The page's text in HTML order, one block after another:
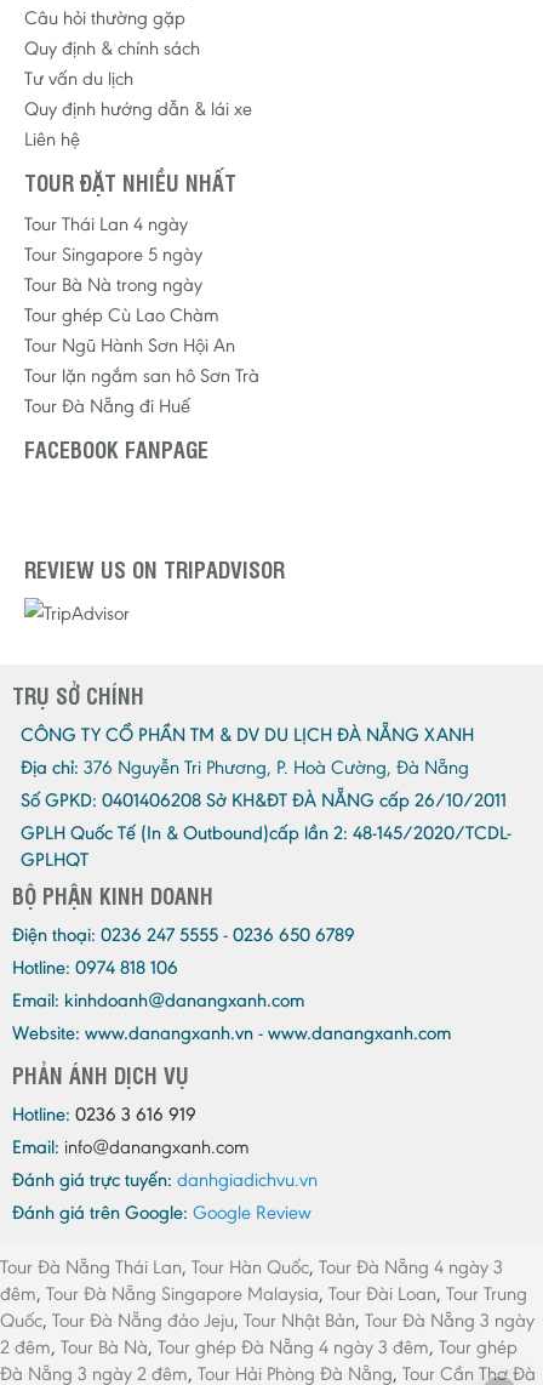
Câu hỏi thường gặp
Quy định & chính sách
Tư vấn du lịch
Quy định hướng dẫn & lái xe
Liên hệ
TOUR ĐẶT NHIỀU NHẤT
Tour Thái Lan 4 ngày
Tour Singapore 5 ngày
Tour Bà Nà trong ngày
Tour ghép Cù Lao Chàm
Tour Ngũ Hành Sơn Hội An
Tour lặn ngắm san hô Sơn Trà
Tour Đà Nẵng đi Huế
FACEBOOK FANPAGE
REVIEW US ON TRIPADVISOR
TRỤ SỞ CHÍNH
CÔNG TY CỔ PHẦN TM & DV DU LỊCH ĐÀ NẴNG XANH
Địa chỉ: 376 Nguyễn Tri Phương, P. Hoà Cường, Đà Nẵng
Số GPKD: 0401406208 Sở KH&ĐT ĐÀ NẴNG cấp 26/10/2011
GPLH Quốc Tế (In & Outbound)cấp lần 2: 48-145/2020/TCDL-
GPLHQT
BỘ PHẬN KINH DOANH
Điện thoại: 0236 247 5555 - 0236 650 6789
Hotline: 0974 818 106
Email: kinhdoanh@danangxanh.com
Website: www.danangxanh.vn - www.danangxanh.com
PHẢN ÁNH DỊCH VỤ
Hotline: 0236 3 616 919
Email: info@danangxanh.com
Đánh giá trực tuyến: danhgiadichvu.vn
Đánh giá trên Google: Google Review
Tour Đà Nẵng Thái Lan, Tour Hàn Quốc, Tour Đà Nẵng 4 ngày 3
đêm, Tour Đà Nẵng Singapore Malaysia, Tour Đài Loan, Tour Trung
Quốc, Tour Đà Nẵng đảo Jeju, Tour Nhật Bản, Tour Đà Nẵng 3 ngày
2 đêm, Tour Bà Nà, Tour ghép Đà Nẵng 4 ngày 3 đêm, Tour ghép
Đà Nẵng 3 ngày 2 đêm, Tour Hải Phòng Đà Nẵng, Tour Cần Thơ Đà